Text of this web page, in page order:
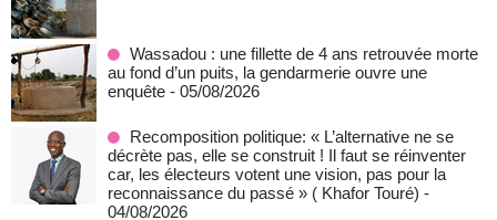
Wassadou : une fillette de 4 ans retrouvée morte
au fond d’un puits, la gendarmerie ouvre une
enquête - 05/08/2026
Recomposition politique: « L’alternative ne se
décrète pas, elle se construit ! Il faut se réinventer
car, les électeurs votent une vision, pas pour la
reconnaissance du passé » ( Khafor Touré) -
04/08/2026